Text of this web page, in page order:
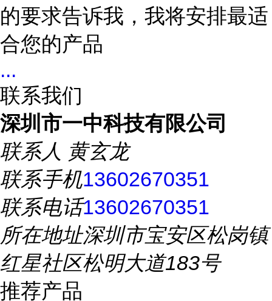
的要求告诉我，我将安排最适
合您的产品
...
联系我们
深圳市一中科技有限公司
联系人 黄玄龙
联系手机13602670351
联系电话13602670351
所在地址深圳市宝安区松岗镇
红星社区松明大道183号
推荐产品